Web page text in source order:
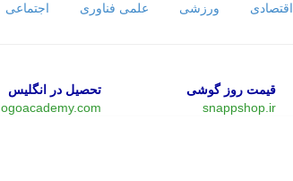
اقتصادی ورزشی علمی فناوری اجتماعی
قیمت روز گوشی
snappshop.ir
تحصیل در انگلیس
ogoacademy.com